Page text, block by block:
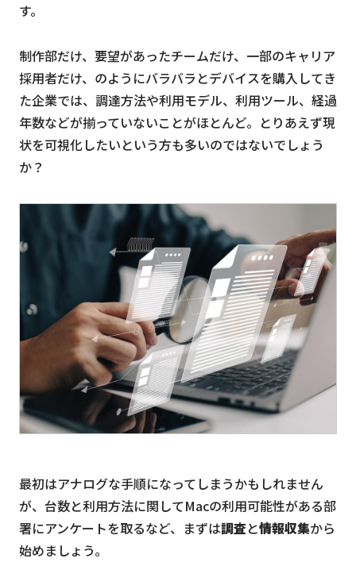
す。
制作部だけ、要望があったチームだけ、一部のキャリア
採用者だけ、のようにバラバラとデバイスを購入してき
た企業では、調達方法や利用モデル、利用ツール、経過
年数などが揃っていないことがほとんど。とりあえず現
状を可視化したいという方も多いのではないでしょう
か？
最初はアナログな手順になってしまうかもしれません
が、台数と利用方法に関してMacの利用可能性がある部
署にアンケートを取るなど、まずは調査と情報収集から
始めましょう。